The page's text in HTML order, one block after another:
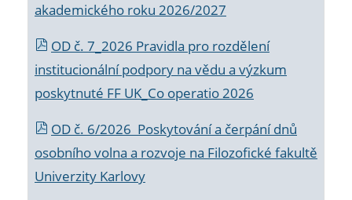
akademického roku 2026/2027
OD č. 7_2026 Pravidla pro rozdělení
institucionální podpory na vědu a výzkum
poskytnuté FF UK_Co operatio 2026
OD č. 6/2026 Poskytování a čerpání dnů
osobního volna a rozvoje na Filozofické fakultě
Univerzity Karlovy